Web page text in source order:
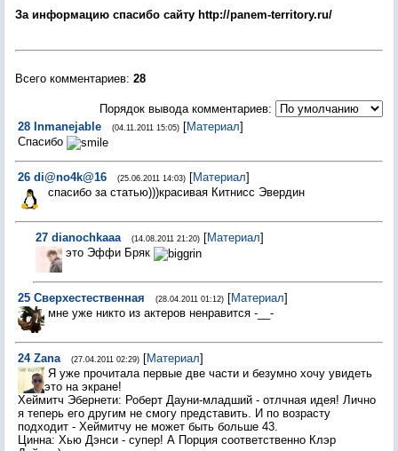
За информацию спасибо сайту http://panem-territory.ru/
Всего комментариев: 28
Порядок вывода комментариев:
28 Inmanejable (04.11.2011 15:05) [Материал]
Спасибо
26 di@no4k@16 (25.06.2011 14:03) [Материал]
спасибо за статью)))красивая Китнисс Эвердин
27 dianochkaaa (14.08.2011 21:20) [Материал]
это Эффи Бряк
25 Сверхестественная (28.04.2011 01:12) [Материал]
мне уже никто из актеров ненравится -__-
24 Zana (27.04.2011 02:29) [Материал]
Я уже прочитала первые две части и безумно хочу увидеть
это на экране!
Хеймитч Эбернети: Роберт Дауни-младший - отлчная идея! Лично
я теперь его другим не смогу представить. И по возрасту
подходит - Хеймитчу не может быть больше 43.
Цинна: Хью Дэнси - супер! А Порция соответственно Клэр